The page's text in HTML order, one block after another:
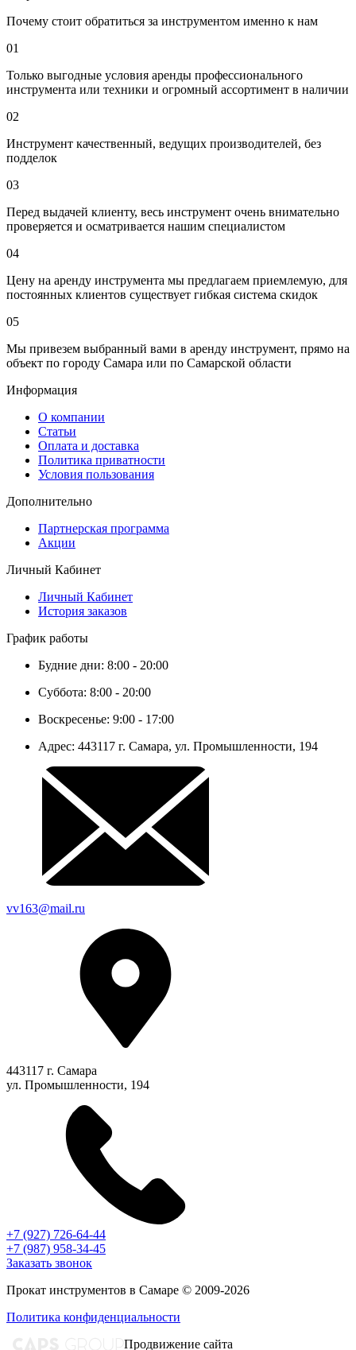
Почему стоит обратиться за инструментом именно к нам
01
Только выгодные условия аренды профессионального
инструмента или техники и огромный ассортимент в наличии
02
Инструмент качественный, ведущих производителей, без
подделок
03
Перед выдачей клиенту, весь инструмент очень внимательно
проверяется и осматривается нашим специалистом
04
Цену на аренду инструмента мы предлагаем приемлемую, для
постоянных клиентов существует гибкая система скидок
05
Мы привезем выбранный вами в аренду инструмент, прямо на
объект по городу Самара или по Самарской области
Информация
О компании
Статьи
Оплата и доставка
Политика приватности
Условия пользования
Дополнительно
Партнерская программа
Акции
Личный Кабинет
Личный Кабинет
История заказов
График работы
Будние дни: 8:00 - 20:00
Суббота: 8:00 - 20:00
Воскресенье: 9:00 - 17:00
Адрес: 443117 г. Самара, ул. Промышленности, 194
vv163@mail.ru
443117 г. Самара
ул. Промышленности, 194
+7 (927) 726-64-44
+7 (987) 958-34-45
Заказать звонок
Прокат инструментов в Самаре © 2009-2026
Политика конфиденциальности
Продвижение сайта